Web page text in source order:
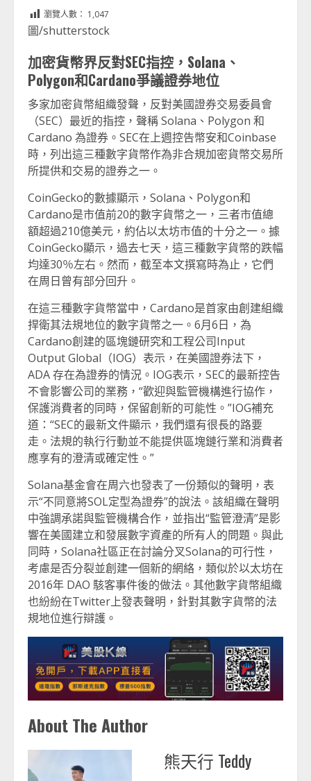
瀏覽人數： 1,047
圖/shutterstock
加密貨幣界反對SEC指控，Solana、
Polygon和Cardano爭議證券地位
多家加密貨幣組織發聲，反對美國證券交易委員會
（SEC）最近的指控，聲稱 Solana、Polygon 和
Cardano 為證券。SEC在上週控告幣安和Coinbase
時，列出這三種數字貨幣作為非合規加密貨幣交易所
所提供和交易的證券之一。
CoinGecko的數據顯示，Solana、Polygon和
Cardano是市值前20的數字貨幣之一，三者市值總
額超過210億美元，約佔以太坊市值的十分之一。據
CoinGecko顯示，過去七天，這三種數字貨幣的跌幅
均達30％左右。然而，截至本文撰寫時為止，它們
在周日曾有部分回升。
在這三種數字貨幣當中，Cardano是首家由創建組織
捍衛其法規地位的數字貨幣之一。6月6日，為
Cardano創建的區塊鏈研究和工程公司Input
Output Global（IOG）表示，在美國證券法下，
ADA 存在為證券的情況。IOG表示，SEC的最新控告
不會影響公司的業務，“歡迎與監管機構進行協作，
保護消費者的同時，保留創新的可能性。”IOG補充
道：“SEC的最新文件顯示，我們還有很長的路要
走。法規的執行行動並不能提供區塊鏈行業和消費者
應享有的澄清或確定性。”
Solana基金會在周六也發表了一份類似的聲明，表
示“不同意將SOL定型為證券”的說法。該組織在聲明
中強調承諾與監管機構合作，並指出“監管澄清”是影
響在美國建立和發展數字資產的所有人的問題。與此
同時，Solana社區正在討論分叉Solana的可行性，
考慮是否分裂並創建一個新的網絡，類似於以太坊在
2016年 DAO 駭客事件後的做法。其他數字貨幣組織
也紛紛在Twitter上發表聲明，針對其數字貨幣的法
規地位進行辯護。
About The Author
熊天行 Teddy